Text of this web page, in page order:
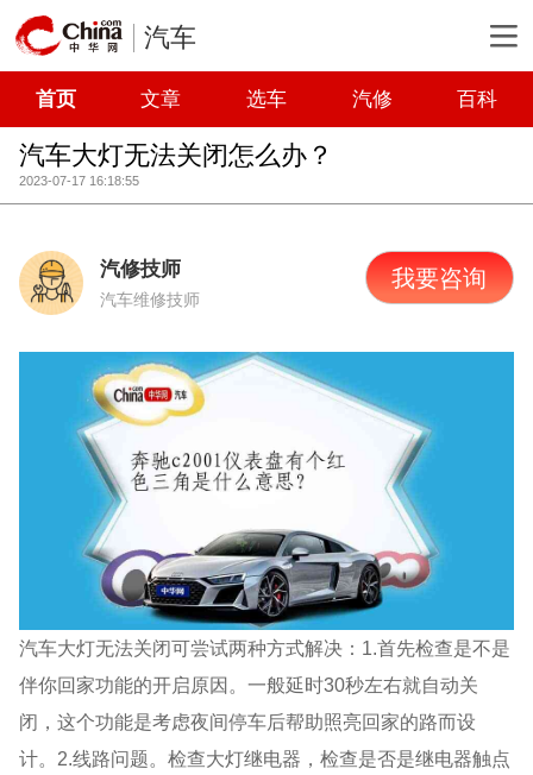
汽车
首页 文章 选车 汽修 百科
汽车大灯无法关闭怎么办？
2023-07-17 16:18:55
汽修技师
汽车维修技师
我要咨询
汽车大灯无法关闭可尝试两种方式解决：1.首先检查是不是
伴你回家功能的开启原因。一般延时30秒左右就自动关
闭，这个功能是考虑夜间停车后帮助照亮回家的路而设
计。2.线路问题。检查大灯继电器，检查是否是继电器触点